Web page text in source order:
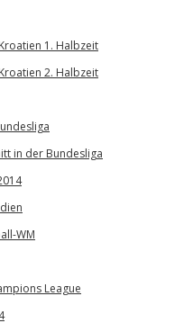
1. Halbzeit
2. Halbzeit
in der Bundesliga
WM
League